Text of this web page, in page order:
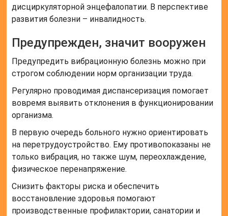
дисциркуляторной энцефалопатии. В перспективе
развития болезни – инвалидность.
Предупрежден, значит вооружен
Предупредить вибрационную болезнь можно при
строгом соблюдении норм организации труда.
Регулярно проводимая диспансеризация помогает
вовремя выявить отклонения в функционировании
организма.
В первую очередь больного нужно ориентировать
на перетрудоустройство. Ему противопоказаны не
только вибрация, но также шум, переохлаждение,
физическое перенапряжение.
Снизить факторы риска и обеспечить
восстановление здоровья помогают
производственные профилактории, санатории и